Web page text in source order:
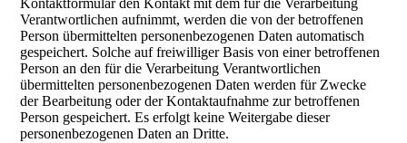
Kontaktformular den Kontakt mit dem für die Verarbeitung
Verantwortlichen aufnimmt, werden die von der betroffenen
Person übermittelten personenbezogenen Daten automatisch
gespeichert. Solche auf freiwilliger Basis von einer betroffenen
Person an den für die Verarbeitung Verantwortlichen
übermittelten personenbezogenen Daten werden für Zwecke
der Bearbeitung oder der Kontaktaufnahme zur betroffenen
Person gespeichert. Es erfolgt keine Weitergabe dieser
personenbezogenen Daten an Dritte.